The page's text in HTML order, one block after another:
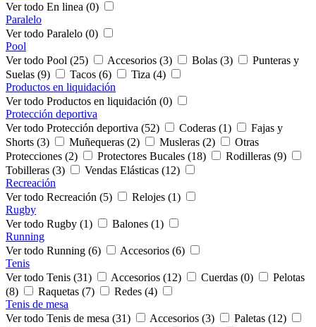
Ver todo En linea (0)
Paralelo
Ver todo Paralelo (0)
Pool
Ver todo Pool (25)
Accesorios (3) Bolas (3)
Punteras y
Suelas (9)
Tacos (6)
Tiza (4)
Productos en liquidación
Ver todo Productos en liquidación (0)
Protección deportiva
Ver todo Protección deportiva (52)
Coderas (1)
Fajas y
Shorts (3)
Muñequeras (2) Musleras (2)
Otras
Protecciones (2)
Protectores Bucales (18)
Rodilleras (9)
Tobilleras (3)
Vendas Elásticas (12)
Recreación
Ver todo Recreación (5)
Relojes (1)
Rugby
Ver todo Rugby (1)
Balones (1)
Running
Ver todo Running (6)
Accesorios (6)
Tenis
Ver todo Tenis (31)
Accesorios (12) Cuerdas (0)
Pelotas
(8)
Raquetas (7)
Redes (4)
Tenis de mesa
Ver todo Tenis de mesa (31)
Accesorios (3)
Paletas (12)